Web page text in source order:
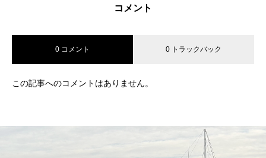
コメント
0 コメント 0 トラックバック
この記事へのコメントはありません。